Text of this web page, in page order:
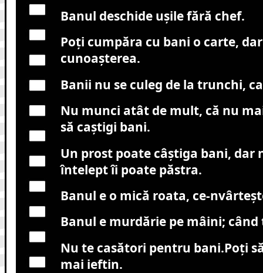
Banul deschide uşile fără chef.
Poţi cumpăra cu bani o carte,
cunoaşterea.
Banii nu se culeg de la trunchi,
Nu munci atât de mult, că nu
să caştigi bani.
Un prost poate câştiga bani, dar
întelept îi poate păstra.
Banul e o mică roata, ce-
Banul e murdărie pe mâini; când
Nu te casători pentru bani.Poţi
mai ieftin.